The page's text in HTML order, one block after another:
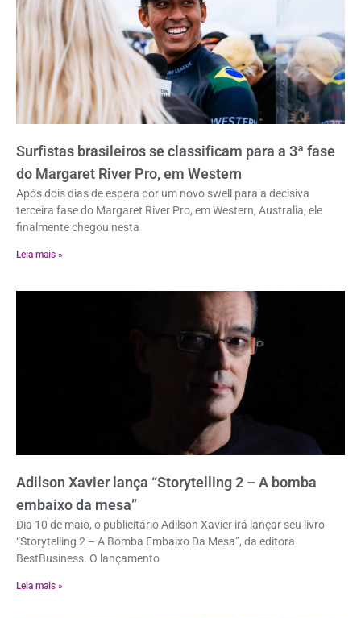
Surfistas brasileiros se classificam para a 3ª fase
do Margaret River Pro, em Western
Após dois dias de espera por um novo swell para a decisiva
terceira fase do Margaret River Pro, em Western, Australia, ele
finalmente chegou nesta
Leia mais »
Adilson Xavier lança “Storytelling 2 – A bomba
embaixo da mesa”
Dia 10 de maio, o publicitário Adilson Xavier irá lançar seu livro
“Storytelling 2 – A Bomba Embaixo Da Mesa”, da editora
BestBusiness. O lançamento
Leia mais »